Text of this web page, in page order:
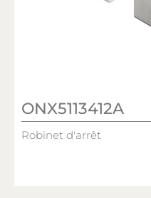
ONX5113412A
Robinet d'arrêt